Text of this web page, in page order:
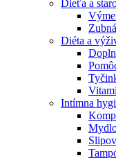
Dieťa a
Diéta a
Intímna